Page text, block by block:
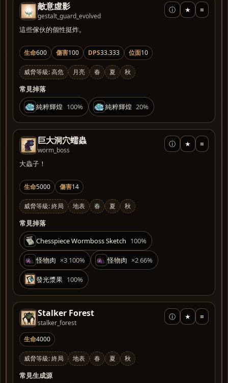
敵意虛影
gestalt_guard_evolved
ⓘ ★ ≡
這些傢伙的個性挺炸。
生命600 傷害100 DPS33.333 位面10
威脅等級: 高危 月亮 春 夏 秋
常見掉落
純粹輝煌 100% 純粹輝煌 20%
巨大洞穴蠕蟲
worm_boss
ⓘ ★ ≡
大蟲子！
生命5000 傷害14
威脅等級: 終局 地表 春 夏 秋
常見掉落
Chesspiece Wormboss Sketch 100%
怪物肉 ×3 100% 怪物肉 ×2 66%
發光漿果 100%
Stalker Forest
stalker_forest
ⓘ ★ ≡
生命4000
威脅等級: 終局 地表 春 夏 秋
常見生成源